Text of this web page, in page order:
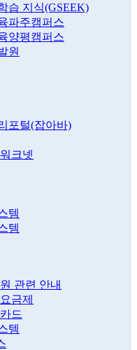
습 지식(GSEEK)
파주캠퍼스
양평캠퍼스
원
포털(잡아바)
크넷
템
템
관련 안내
금제
드
템